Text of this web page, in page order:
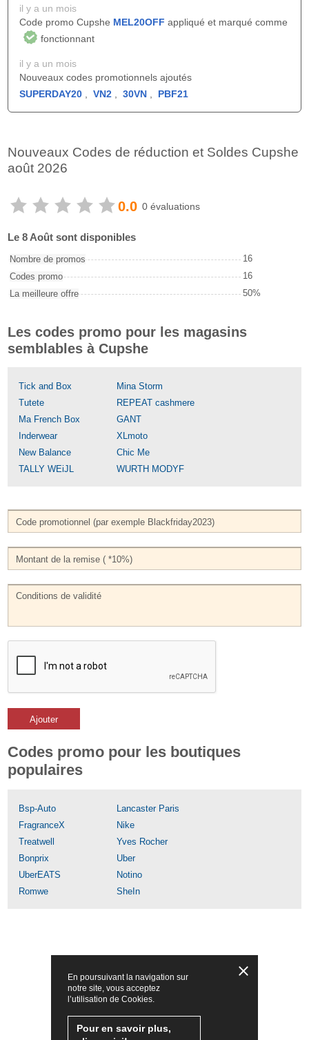
il y a un mois
Code promo Cupshe MEL20OFF appliqué et marqué comme
fonctionnant
il y a un mois
Nouveaux codes promotionnels ajoutés
SUPERDAY20
VN2 30VN PBF21
Nouveaux Codes de réduction et Soldes Cupshe
août 2026
0.0 0 évaluations
Le 8 Août sont disponibles
Nombre de promos
16
Codes promo
16
La meilleure offre
50%
Les codes promo pour les magasins
semblables à Cupshe
Tick and Box
Mina Storm
Tutete
REPEAT cashmere
Ma French Box
GANT
Inderwear
XLmoto
New Balance
Chic Me
TALLY WEiJL
WURTH MODYF
Ajouter
Codes promo pour les boutiques
populaires
Bsp-Auto
Lancaster Paris
FragranceX
Nike
Treatwell
Yves Rocher
Bonprix
Uber
UberEATS
Notino
Romwe
SheIn
En poursuivant la navigation sur
notre site, vous acceptez
l’utilisation de Cookies.
Pour en savoir plus,